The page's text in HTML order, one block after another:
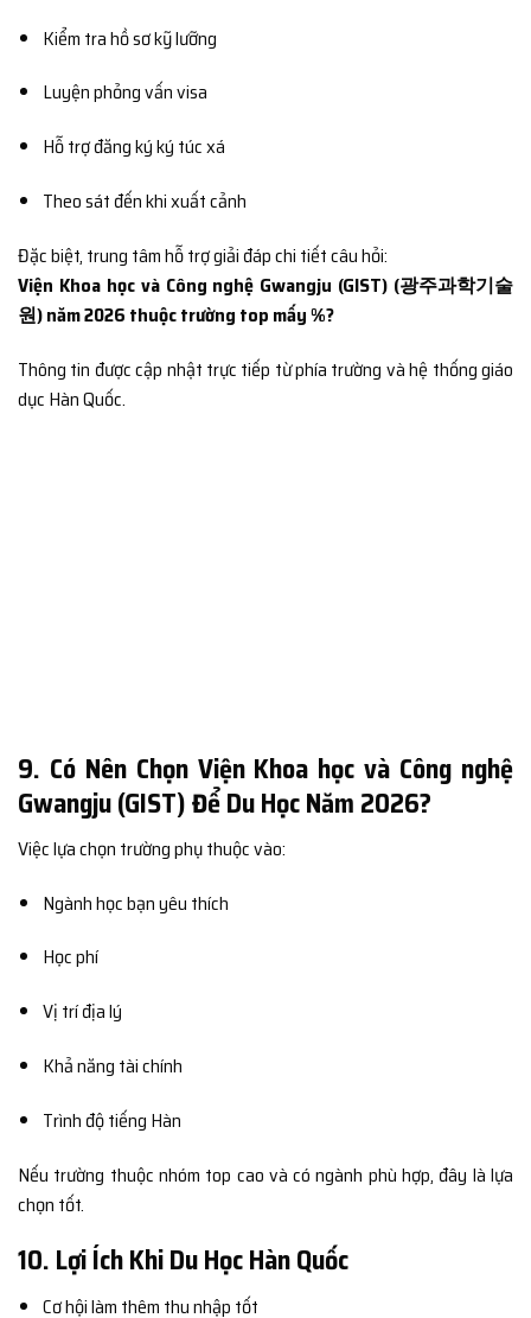
Kiểm tra hồ sơ kỹ lưỡng
Luyện phỏng vấn visa
Hỗ trợ đăng ký ký túc xá
Theo sát đến khi xuất cảnh
Đặc biệt, trung tâm hỗ trợ giải đáp chi tiết câu hỏi:
Viện Khoa học và Công nghệ Gwangju (GIST) (광주과학기술
원) năm 2026 thuộc trường top mấy %?
Thông tin được cập nhật trực tiếp từ phía trường và hệ thống giáo
dục Hàn Quốc.
9. Có Nên Chọn Viện Khoa học và Công nghệ
Gwangju (GIST) Để Du Học Năm 2026?
Việc lựa chọn trường phụ thuộc vào:
Ngành học bạn yêu thích
Học phí
Vị trí địa lý
Khả năng tài chính
Trình độ tiếng Hàn
Nếu trường thuộc nhóm top cao và có ngành phù hợp, đây là lựa
chọn tốt.
10. Lợi Ích Khi Du Học Hàn Quốc
Cơ hội làm thêm thu nhập tốt